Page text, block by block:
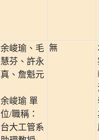
余峻瑜、毛
慧芬、許永
真、詹魁元
余峻瑜 單
位/職稱：
台大工管系
無